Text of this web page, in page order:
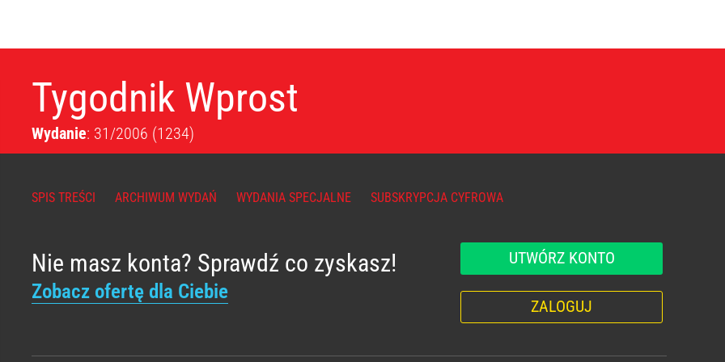
Tygodnik Wprost
Wydanie: 31/2006 (1234)
SPIS TREŚCI ARCHIWUM WYDAŃ WYDANIA SPECJALNE SUBSKRYPCJA CYFROWA
Nie masz konta? Sprawdź co zyskasz!
Zobacz ofertę dla Ciebie
UTWÓRZ KONTO
ZALOGUJ